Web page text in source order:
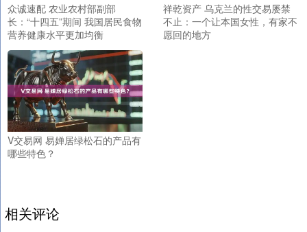
众诚速配 农业农村部副部
长：“十四五”期间 我国居民食物
营养健康水平更加均衡
祥乾资产 乌克兰的性交易屡禁
不止：一个让本国女性，有家不
愿回的地方
V交易网 易婵居绿松石的产品有
哪些特色？
相关评论